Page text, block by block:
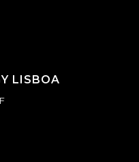
LISBOA